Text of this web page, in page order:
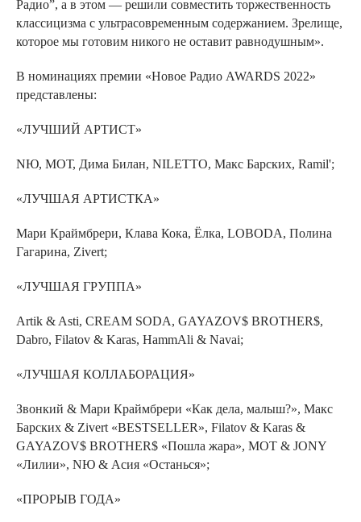
Радио”, а в этом — решили совместить торжественность
классицизма с ультрасовременным содержанием. Зрелище,
которое мы готовим никого не оставит равнодушным».
В номинациях премии «Новое Радио AWARDS 2022»
представлены:
«ЛУЧШИЙ АРТИСТ»
NЮ, МОТ, Дима Билан, NILETTO, Макс Барских, Ramil';
«ЛУЧШАЯ АРТИСТКА»
Мари Краймбрери, Клава Кока, Ёлка, LOBODA, Полина
Гагарина, Zivert;
«ЛУЧШАЯ ГРУППА»
Artik & Asti, CREAM SODA, GAYAZOV$ BROTHER$,
Dabro, Filatov & Karas, HammАli & Navai;
«ЛУЧШАЯ КОЛЛАБОРАЦИЯ»
Звонкий & Мари Краймбрери «Как дела, малыш?», Макс
Барских & Zivert «BESTSELLER», Filatov & Karas &
GAYAZOV$ BROTHER$ «Пошла жара», МОТ & JONY
«Лилии», NЮ & Асия «Останься»;
«ПРОРЫВ ГОДА»